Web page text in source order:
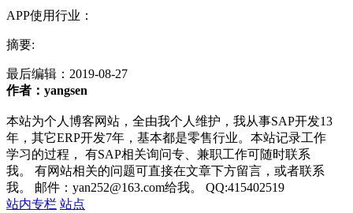
APP使用行业：
摘要:
最后编辑： 2019-08-27
作者：yangsen
本站为个人博客网站，全由我个人维护，我从事SAP开发13
年，其它ERP开发7年，基本都是零售行业。本站记录工作
学习的过程， 有SAP相关询问专、兼职工作可随时联系
我。 有网站相关的问题可直接在文章下方留言，或者联系
我。 邮件：yan252@163.com给我。 QQ:415402519
站内专栏 站点